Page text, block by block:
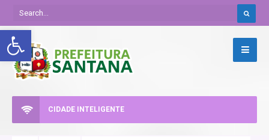
Abrir a barra de ferramentas
CIDADE INTELIGENTE